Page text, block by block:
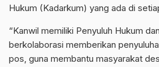
Hukum (Kadarkum) yang ada di
“Kanwil memiliki Penyuluh Hukum
berkolaborasi memberikan
pos, guna membantu masyarakat